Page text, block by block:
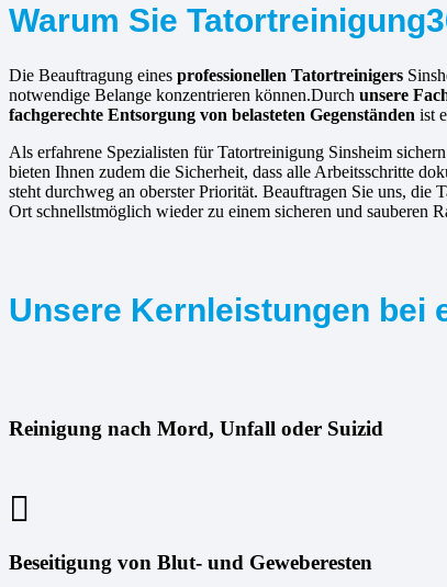
Warum Sie
Die Beauftragung eines professionellen Tatortreinigers
notwendige Belange konzentrieren können.Durch unsere
fachgerechte Entsorgung von belasteten Gegenständen ist
Als erfahrene Spezialisten für Tatortreinigung Sinsheim
bieten Ihnen zudem die Sicherheit, dass alle Arbeitsschritte
steht durchweg an oberster Priorität. Beauftragen Sie uns, die
Ort schnellstmöglich wieder zu einem sicheren und sauberen
Unsere Kernleistungen bei
Reinigung nach Mord, Unfall oder Suizid
Beseitigung von Blut- und Geweberesten